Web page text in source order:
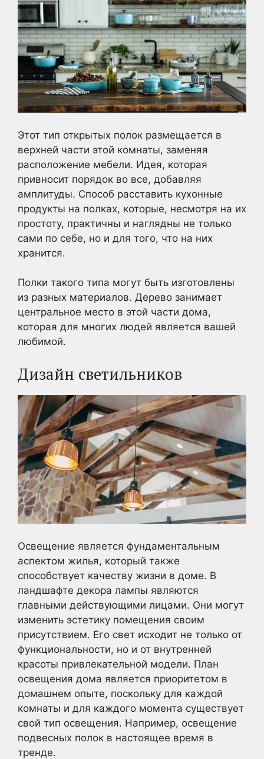
Этот тип открытых полок размещается в
верхней части этой комнаты, заменяя
расположение мебели. Идея, которая
привносит порядок во все, добавляя
амплитуды. Способ расставить кухонные
продукты на полках, которые, несмотря на их
простоту, практичны и наглядны не только
сами по себе, но и для того, что на них
хранится.
Полки такого типа могут быть изготовлены
из разных материалов. Дерево занимает
центральное место в этой части дома,
которая для многих людей является вашей
любимой.
Дизайн светильников
Освещение является фундаментальным
аспектом жилья, который также
способствует качеству жизни в доме. В
ландшафте декора лампы являются
главными действующими лицами. Они могут
изменить эстетику помещения своим
присутствием. Его свет исходит не только от
функциональности, но и от внутренней
красоты привлекательной модели. План
освещения дома является приоритетом в
домашнем опыте, поскольку для каждой
комнаты и для каждого момента существует
свой тип освещения. Например, освещение
подвесных полок в настоящее время в
тренде.